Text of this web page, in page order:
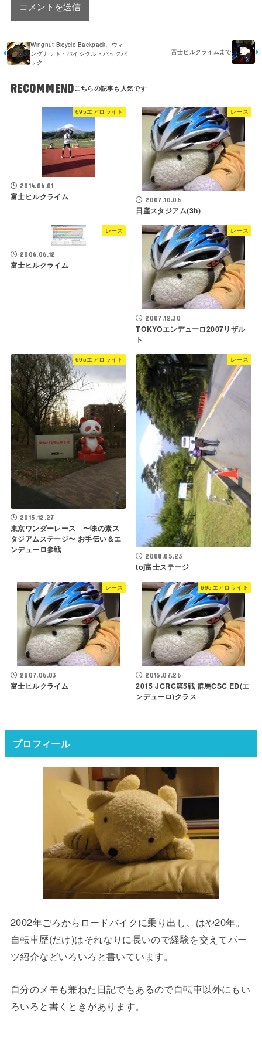
Wingnut Bicycle Backpack、ウィ
ングナット・バイシクル・バックパ
ック
富士ヒルクライムまで
RECOMMEND
695エアロライト
2014.06.01
富士ヒルクライム
レース
2007.10.06
日産スタジアム(3h)
レース
2006.06.12
富士ヒルクライム
レース
2007.12.30
TOKYOエンデューロ2007リザル
ト
695エアロライト
2015.12.27
東京ワンダーレース 〜味の素ス
タジアムステージ〜 お手伝い＆エ
ンデューロ参戦
レース
2008.05.23
toj富士ステージ
レース
2007.06.03
富士ヒルクライム
695エアロライト
2015.07.26
2015 JCRC第5戦 群馬CSC ED(エ
ンデューロ)クラス
プロフィール
2002年ごろからロードバイクに乗り出し、はや20年。
自転車歴(だけ)はそれなりに長いので経験を交えてパー
ツ紹介などいろいろと書いています。
自分のメモも兼ねた日記でもあるので自転車以外にもい
ろいろと書くときがあります。